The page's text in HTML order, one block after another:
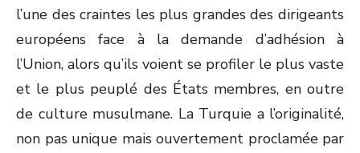
l’une des craintes les plus grandes des dirigeants
européens face à la demande d’adhésion à
l’Union, alors qu’ils voient se profiler le plus vaste
et le plus peuplé des États membres, en outre
de culture musulmane. La Turquie a l’originalité,
non pas unique mais ouvertement proclamée par